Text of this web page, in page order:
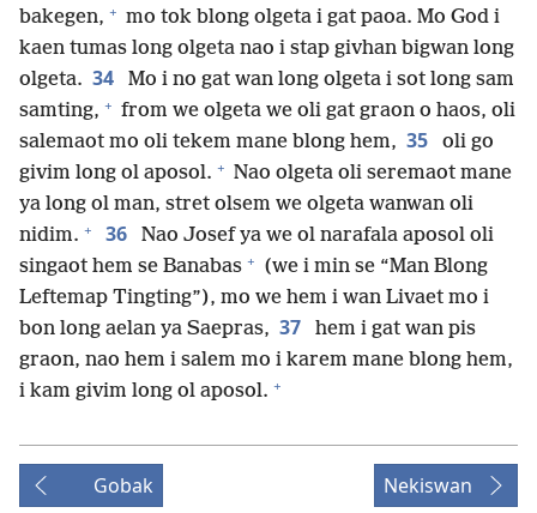
bakegen, + mo tok blong olgeta i gat paoa. Mo God i
kaen tumas long olgeta nao i stap givhan bigwan long
olgeta. 34
Mo i no gat wan long olgeta i sot long sam
samting, + from we olgeta we oli gat graon o haos, oli
salemaot mo oli tekem mane blong hem, 35
oli go
givim long ol aposol. + Nao olgeta oli seremaot mane
ya long ol man, stret olsem we olgeta wanwan oli
nidim. + 36
Nao Josef ya we ol narafala aposol oli
singaot hem se Banabas + (we i min se “Man Blong
Leftemap Tingting”), mo we hem i wan Livaet mo i
bon long aelan ya Saepras, 37
hem i gat wan pis
graon, nao hem i salem mo i karem mane blong hem,
i kam givim long ol aposol. +
Gobak Nekiswan